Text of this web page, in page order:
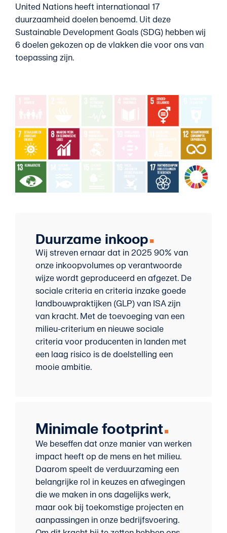
United Nations heeft internationaal 17
duurzaamheid doelen benoemd. Uit deze
Sustainable Development Goals (SDG) hebben wij
6 doelen gekozen op de vlakken die voor ons van
toepassing zijn.
Duurzame inkoop
Wij streven ernaar dat in 2025 90% van
onze inkoopvolumes op verantwoorde
wijze wordt geproduceerd en afgezet. De
sociale criteria en criteria inzake goede
landbouwpraktijken (GLP) van ISA zijn
van kracht. Met de toevoeging van een
milieu-criterium en nieuwe sociale
criteria voor producenten in landen met
een laag risico is de doelstelling een
mooie ambitie.
Minimale footprint
We beseffen dat onze manier van werken
impact heeft op de mens en het milieu.
Daarom speelt de verduurzaming een
belangrijke rol in keuzes en afwegingen
die we maken in ons dagelijks werk,
maar ook bij toekomstige projecten en
aanpassingen in onze bedrijfsvoering.